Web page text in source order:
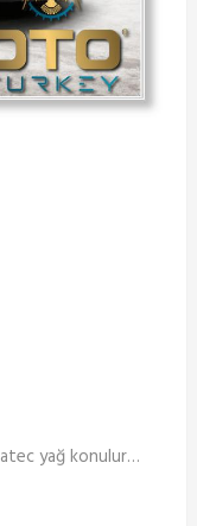
yağ konulur…